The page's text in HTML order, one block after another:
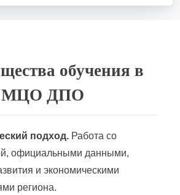
обучения в
МЦО ДПО
подход. Работа со
официальными данными,
и экономическими
региона.